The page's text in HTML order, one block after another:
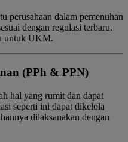
perusahaan dalam pemenuhan
dengan regulasi terbaru.
untuk UKM.
(PPh & PPN)
hal yang rumit dan dapat
seperti ini dapat dikelola
dilaksanakan dengan